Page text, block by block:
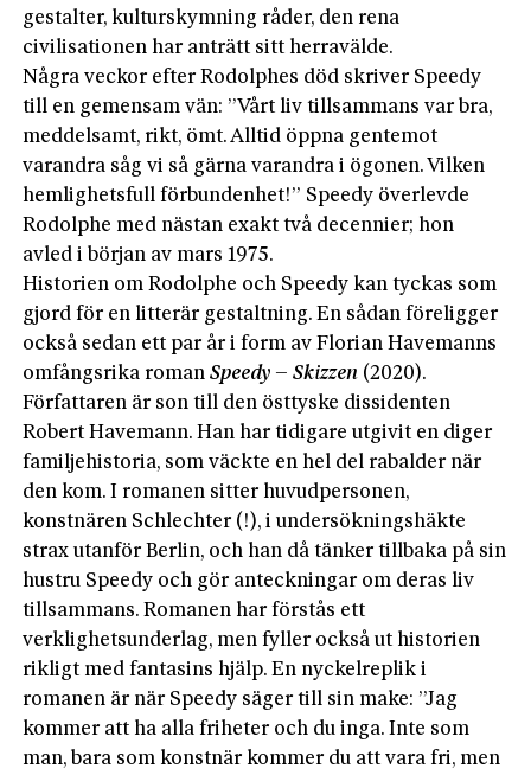
gestalter, kulturskymning råder, den rena
civilisationen har anträtt sitt herravälde.
Några veckor efter Rodolphes död skriver Speedy
till en gemensam vän: ”Vårt liv tillsammans var bra,
meddelsamt, rikt, ömt. Alltid öppna gentemot
varandra såg vi så gärna varandra i ögonen. Vilken
hemlighetsfull förbundenhet!” Speedy överlevde
Rodolphe med nästan exakt två decennier; hon
avled i början av mars 1975.
Historien om Rodolphe och Speedy kan tyckas som
gjord för en litterär gestaltning. En sådan föreligger
också sedan ett par år i form av Florian Havemanns
omfångsrika romanSpeedy – Skizzen (2020).
Författaren är son till den östtyske dissidenten
Robert Havemann. Han har tidigare utgivit en diger
familjehistoria, som väckte en hel del rabalder när
den kom. I romanen sitter huvudpersonen,
konstnären Schlechter (!), i undersökningshäkte
strax utanför Berlin, och han då tänker tillbaka på sin
hustru Speedy och gör anteckningar om deras liv
tillsammans. Romanen har förstås ett
verklighetsunderlag, men fyller också ut historien
rikligt med fantasins hjälp. En nyckelreplik i
romanen är när Speedy säger till sin make: ”Jag
kommer att ha alla friheter och du inga. Inte som
man, bara som konstnär kommer du att vara fri, men